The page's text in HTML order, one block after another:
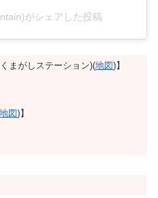
がシェアした投稿
まがしステーション)(地図)】
地図)】